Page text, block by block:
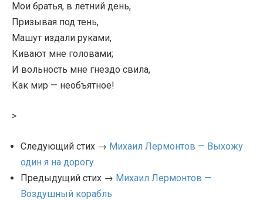
Мои братья, в летний день,
Призывая под тень,
Машут издали руками,
Кивают мне головами;
И вольность мне гнездо свила,
Как мир — необъятное!
>
Следующий стих → Михаил Лермонтов — Выхожу
один я на дорогу
Предыдущий стих → Михаил Лермонтов —
Воздушный корабль